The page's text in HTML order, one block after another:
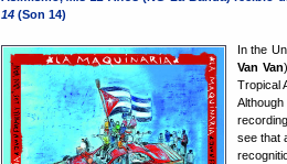
14 (Son 14)
In the
Van Van
Tropical
see that